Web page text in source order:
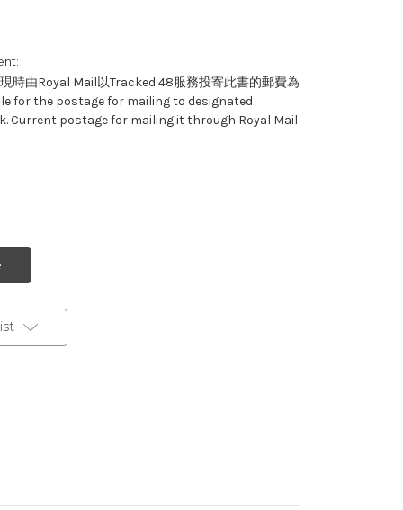
時由Royal Mail以Tracked 48服務投寄此書的郵費為
for the postage for mailing to designated
Current postage for mailing it through Royal Mail